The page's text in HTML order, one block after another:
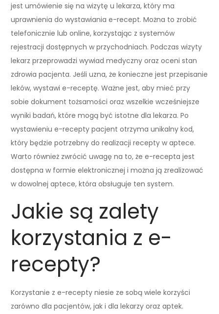
jest umówienie się na wizytę u lekarza, który ma
uprawnienia do wystawiania e-recept. Można to zrobić
telefonicznie lub online, korzystając z systemów
rejestracji dostępnych w przychodniach. Podczas wizyty
lekarz przeprowadzi wywiad medyczny oraz oceni stan
zdrowia pacjenta. Jeśli uzna, że konieczne jest przepisanie
leków, wystawi e-receptę. Ważne jest, aby mieć przy
sobie dokument tożsamości oraz wszelkie wcześniejsze
wyniki badań, które mogą być istotne dla lekarza. Po
wystawieniu e-recepty pacjent otrzyma unikalny kod,
który będzie potrzebny do realizacji recepty w aptece.
Warto również zwrócić uwagę na to, że e-recepta jest
dostępna w formie elektronicznej i można ją zrealizować
w dowolnej aptece, która obsługuje ten system.
Jakie są zalety
korzystania z e-
recepty?
Korzystanie z e-recepty niesie ze sobą wiele korzyści
zarówno dla pacjentów, jak i dla lekarzy oraz aptek.